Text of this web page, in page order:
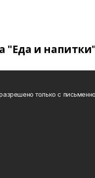
"Еда и
только с